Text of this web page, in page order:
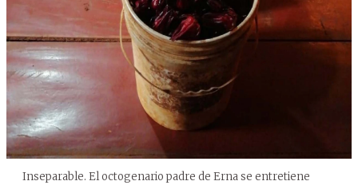
Inseparable. El octogenario padre de Erna se entretiene